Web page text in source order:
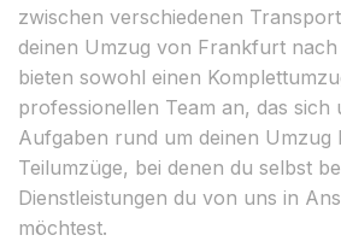
zwischen verschiedenen
deinen Umzug von Frankfurt
bieten sowohl einen
professionellen Team an, das sich
Aufgaben rund um deinen Umzug
Teilumzüge, bei denen du selbst
Dienstleistungen du von uns in
möchtest.